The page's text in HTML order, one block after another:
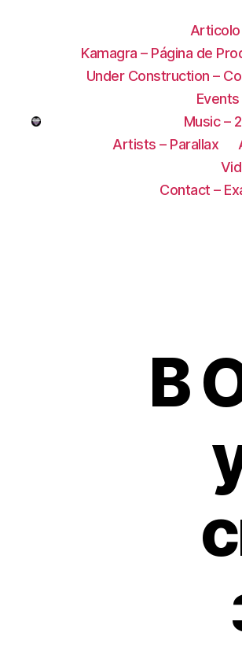
Articolo
Kamagra – Página de
Under Construction –
Music –
Artists – Parallax
Contact –
В